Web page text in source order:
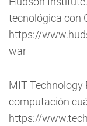
tecnológica con
https://
war
MIT Technology
computación
https://